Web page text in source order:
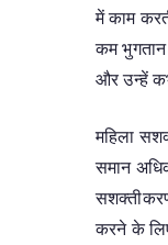
में काम
कम
और उन्हें
महिला
समान
करने के